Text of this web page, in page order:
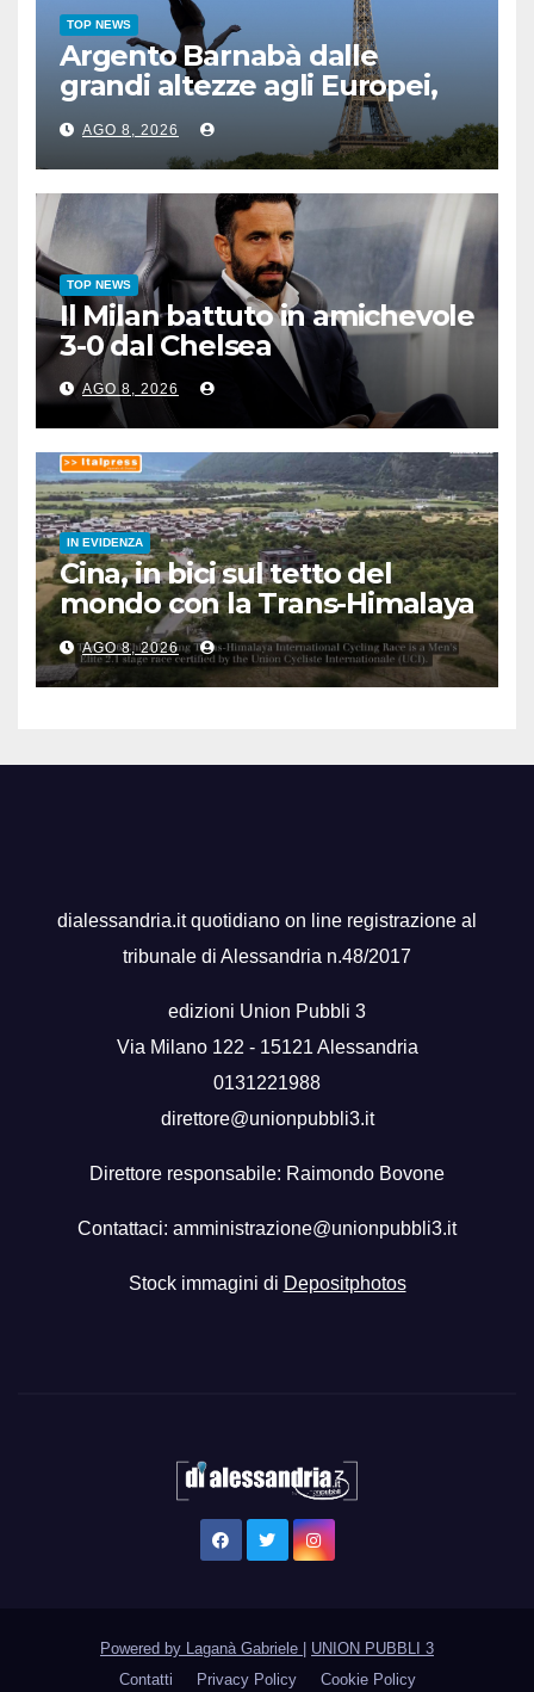
TOP NEWS
Argento Barnabà dalle
grandi altezze agli Europei,
bis azzurro dopo Cosetti
AGO 8, 2026
TOP NEWS
Il Milan battuto in amichevole
3-0 dal Chelsea
AGO 8, 2026
IN EVIDENZA
Cina, in bici sul tetto del
mondo con la Trans-Himalaya
Race
AGO 8, 2026
dialessandria.it quotidiano on line registrazione al
tribunale di Alessandria n.48/2017
edizioni Union Pubbli 3
Via Milano 122 - 15121 Alessandria
0131221988
direttore@unionpubbli3.it
Direttore responsabile: Raimondo Bovone
Contattaci: amministrazione@unionpubbli3.it
Stock immagini di Depositphotos
Powered by Laganà Gabriele
UNION PUBBLI 3
Contatti
Privacy Policy Cookie Policy